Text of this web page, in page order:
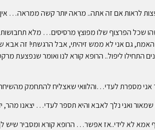
לראות אם זה אתה.. מראה יותר קשה ממראה… אין
שכל הפרצוף שלו מפוצץ מרסיסים… מלא
גם אני לא ממש זיהיתי, אבל הרגשתי! זה אבא
התחילו ליפול.. הרופא קורא לנו ואומר
אני מספרת לעדי…והלוואי שאצליח להתחמק
ואני נלך לאבא והיא תספר לעדי… יצאנו מהר,
אמא לא לידי..אז אפשר… הרופא קורא ומסביר שיש